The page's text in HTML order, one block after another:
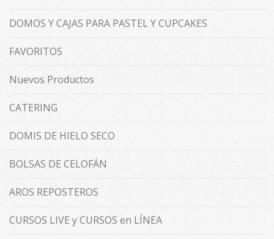
DOMOS Y CAJAS PARA PASTEL Y CUPCAKES
FAVORITOS
Nuevos Productos
CATERING
DOMIS DE HIELO SECO
BOLSAS DE CELOFÁN
AROS REPOSTEROS
CURSOS LIVE y CURSOS en LÍNEA